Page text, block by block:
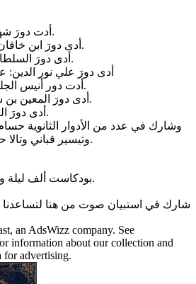
أدت دورَ شهرزاد: أروى الخواجا.
أدى دورَ ابن خاقان: نور الدين بلاحسن.
أدى دورَ السلطان الزيني: بشر نجار.
أدى دورَ علي نور الدين:
أدت دور أنيس الجليس: ضحى حيفاوي.
أدى دورَ المعين بن ساوي : أحمد بركات.
أدى دورَ الراوي: حُسام ياسين.
وشارك في عدد من الأدوار الثانوية
وتيسير قباني وتالا حلاوة ومحمود خواجا.
بودكاست ألف ليلة وليلة من إنتاج صوت.
شارك في استبيان صوت من هنا لتساعدنا
an AdsWizz company. See
information about our collection and
for advertising.